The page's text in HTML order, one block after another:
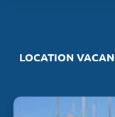
LOCATION